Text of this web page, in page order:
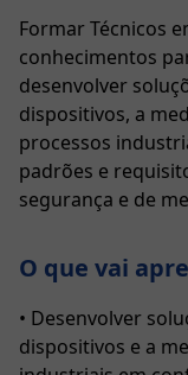
Sobre
nós
🟢 Fale
com um
consultor
Formar Técnicos
conhecimentos
desenvolver
dispositivos, a
processos
padrões e
segurança e de
O que vai
• Desenvolver
dispositivos e a